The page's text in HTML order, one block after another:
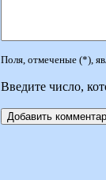
Поля, отмеченые (*),
Введите число,